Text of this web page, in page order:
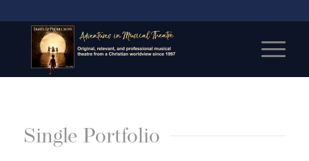
Single Portfolio